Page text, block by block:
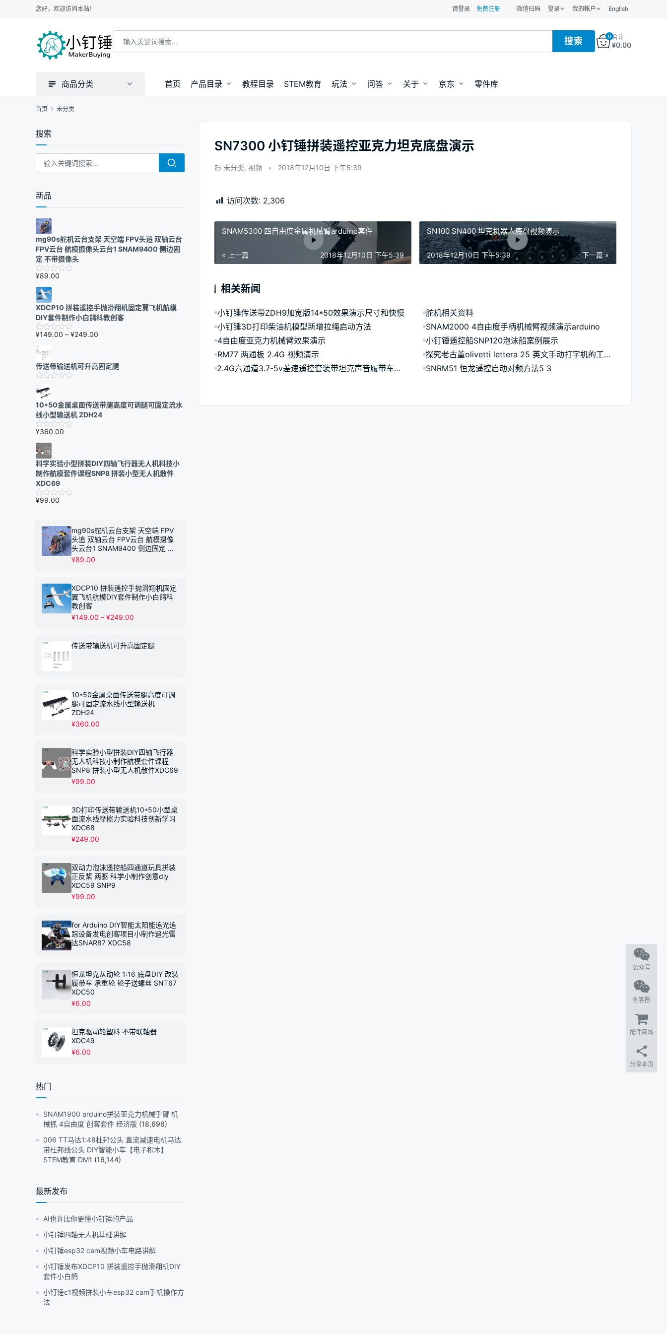
您好，欢迎访问本站！ 请登录 免费注册 微信扫码 登录 我的帐户 English
0合计
¥0.00
商品分类 首页 产品目录 教程目录 STEM教育 玩法 问答 关于 京东 零件库
首页 未分类
SN7300 小钉锤拼装遥控亚克力坦克底盘演示
未分类, 视频 • 2018年12月10日 下午5:39
访问次数: 2,306
SNAM5300 四自由度金属机械臂arduino套件
« 上一篇 2018年12月10日 下午5:39
SN100 SN400 坦克机器人底盘视频演示
下一篇 »
2018年12月10日 下午5:39
相关新闻
小钉锤传送带ZDH9加宽版14*50效果演示尺寸和快慢
舵机相关资料
小钉锤3D打印柴油机模型新增拉绳启动方法
SNAM2000 4自由度手柄机械臂视频演示arduino
4自由度亚克力机械臂效果演示
小钉锤遥控船SNP120泡沫船案例展示
RM77 两通板 2.4G 视频演示
探究老古董olivetti lettera 25 英文手动打字机的工作原理-小钉锤实验室
2.4G六通道3.7-5v差速遥控套装带坦克声音履带车智能演示CZM11
SNRM51 恒龙遥控启动对频方法5 3
搜索
新品
mg90s舵机云台支架 天空端 FPV头追 双轴云台
FPV云台 航模摄像头云台1 SNAM9400 侧边固
定 不带摄像头
¥89.00
XDCP10 拼装遥控手抛滑翔机固定翼飞机航模
DIY套件制作小白鸽科教创客
¥149.00 – ¥249.00
围：
传送带输送机可升高固定腿
10*50金属桌面传送带腿高度可调腿可固定流水
线小型输送机 ZDH24
¥360.00
科学实验小型拼装DIY四轴飞行器无人机科技小
制作航模套件课程SNP8 拼装小型无人机散件
XDC69
¥99.00
mg90s舵机云台支架 天空端 FPV
头追 双轴云台 FPV云台 航模摄像
头云台1 SNAM9400 侧边固定 不
带摄像头
¥89.00
XDCP10 拼装遥控手抛滑翔机固定
翼飞机航模DIY套件制作小白鸽科
教创客
¥149.00 – ¥249.00
围：
传送带输送机可升高固定腿
10*50金属桌面传送带腿高度可调
腿可固定流水线小型输送机
ZDH24
¥360.00
科学实验小型拼装DIY四轴飞行器
无人机科技小制作航模套件课程
SNP8 拼装小型无人机散件XDC69
¥99.00
3D打印传送带输送机10*50小型桌
面流水线摩檫力实验科技创新学习
XDC68
¥249.00
双动力泡沫遥控船四通道玩具拼装
正反桨 两驱 科学小制作创意diy
XDC59 SNP9
¥99.00
for Arduino DIY智能太阳能追光追
踪设备发电创客项目小制作追光雷
达SNAR87 XDC58
恒龙坦克从动轮 1:16 底盘DIY 改装
履带车 承重轮 轮子送螺丝 SNT67
XDC50
¥6.00
坦克驱动轮塑料 不带联轴器
XDC49
¥6.00
热门
SNAM1900 arduino拼装亚克力机械手臂 机
械抓 4自由度 创客套件 经济版 (18,696)
006 TT马达1:48杜邦公头 直流减速电机马达
带杜邦线公头 DIY智能小车【电子积木】
STEM教育 DM1 (16,144)
最新发布
AI也许比你更懂小钉锤的产品
小钉锤四轴无人机基础讲解
小钉锤esp32 cam视频小车电路讲解
小钉锤发布XDCP10 拼装遥控手抛滑翔机DIY
套件小白鸽
小钉锤c1视频拼装小车esp32 cam手机操作方
法
公众号
创客圈
配件商城
分享本页